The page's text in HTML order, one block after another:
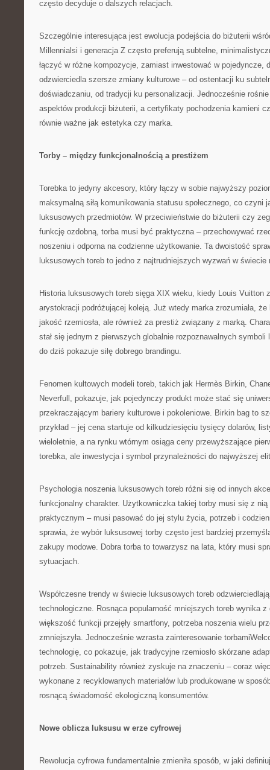
często decyduje o dalszych relacjach.
Szczególnie interesująca jest ewolucja podejścia do biżuterii
Millennialsi i generacja Z często preferują subtelne,
łączyć w różne kompozycje, zamiast inwestować w pojedyncze,
odzwierciedla szersze zmiany kulturowe – od ostentacji ku
doświadczaniu, od tradycji ku personalizacji. Jednocześnie
aspektów produkcji biżuterii, a certyfikaty pochodzenia kamieni
równie ważne jak estetyka czy marka.
Torby – między funkcjonalnością a prestiżem
Torebka to jedyny akcesory, który łączy w sobie najwyższy
maksymalną siłą komunikowania statusu społecznego, co czyni
luksusowych przedmiotów. W przeciwieństwie do biżuterii czy
funkcję ozdobną, torba musi być praktyczna – przechowywać
noszeniu i odporna na codzienne użytkowanie. Ta dwoistość
luksusowych toreb to jedno z najtrudniejszych wyzwań w świecie
Historia luksusowych toreb sięga XIX wieku, kiedy Louis Vuitton
arystokracji podróżującej koleją. Już wtedy marka zrozumiała,
jakość rzemiosła, ale również za prestiż związany z marką.
stał się jednym z pierwszych globalnie rozpoznawalnych symboli
do dziś pokazuje siłę dobrego brandingu.
Fenomen kultowych modeli toreb, takich jak Hermès Birkin,
Neverfull, pokazuje, jak pojedynczy produkt może stać się
przekraczającym bariery kulturowe i pokoleniowe. Birkin bag to
przykład – jej cena startuje od kilkudziesięciu tysięcy dolarów,
wieloletnie, a na rynku wtórnym osiąga ceny przewyższające
torebka, ale inwestycja i symbol przynależności do najwyższej
Psychologia noszenia luksusowych toreb różni się od innych
funkcjonalny charakter. Użytkowniczka takiej torby musi się z
praktycznym – musi pasować do jej stylu życia, potrzeb i
sprawia, że wybór luksusowej torby często jest bardziej
zakupy modowe. Dobra torba to towarzysz na lata, który musi
sytuacjach.
Współczesne trendy w świecie luksusowych toreb
technologiczne. Rosnąca popularność mniejszych toreb wynika
większość funkcji przejęły smartfony, potrzeba noszenia wielu
zmniejszyła. Jednocześnie wzrasta zainteresowanie
technologię, co pokazuje, jak tradycyjne rzemiosło skórzane
potrzeb. Sustainability również zyskuje na znaczeniu – coraz
wykonane z recyklowanych materiałów lub produkowane w
rosnącą świadomość ekologiczną konsumentów.
Nowe oblicza luksusu w erze cyfrowej
Rewolucja cyfrowa fundamentalnie zmieniła sposób, w jaki